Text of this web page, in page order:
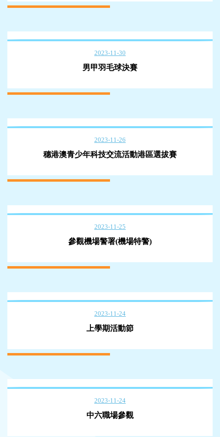
2023-11-30
男甲羽毛球決賽
2023-11-26
穗港澳青少年科技交流活動港區選拔賽
2023-11-25
參觀機場警署(機場特警)
2023-11-24
上學期活動節
2023-11-24
中六職場參觀